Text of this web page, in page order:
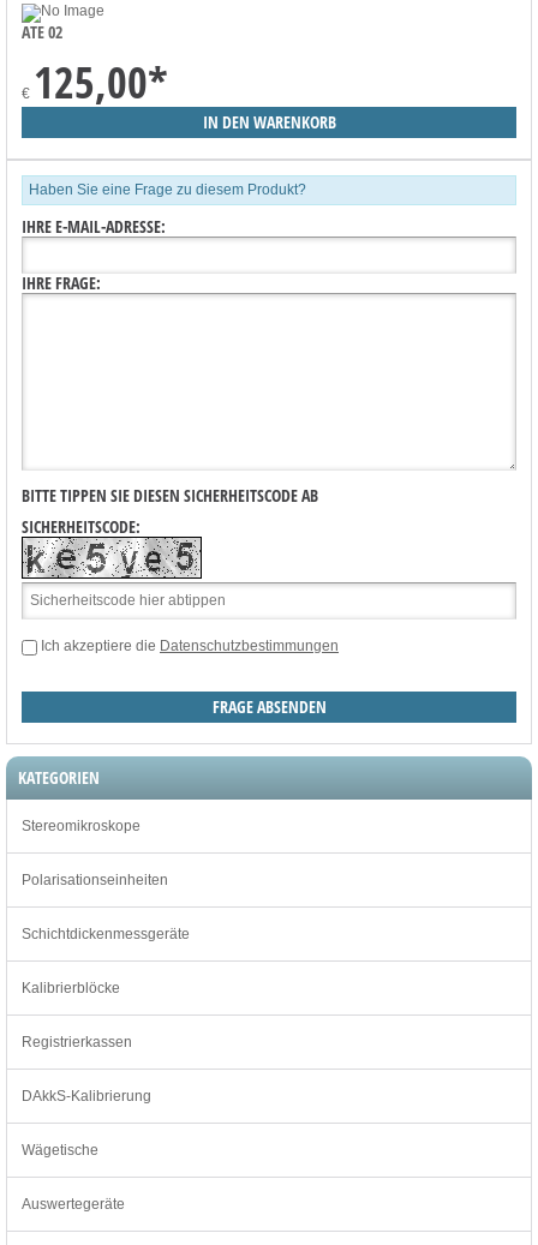
ATE 02
€ 125,00*
Haben Sie eine Frage zu diesem Produkt?
IHRE E-MAIL-ADRESSE:
IHRE FRAGE:
BITTE TIPPEN SIE DIESEN SICHERHEITSCODE AB
SICHERHEITSCODE:
Ich akzeptiere die Datenschutzbestimmungen
KATEGORIEN
Stereomikroskope
Polarisationseinheiten
Schichtdickenmessgeräte
Kalibrierblöcke
Registrierkassen
DAkkS-Kalibrierung
Wägetische
Auswertegeräte